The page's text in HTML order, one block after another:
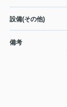
設備(その他)
備考